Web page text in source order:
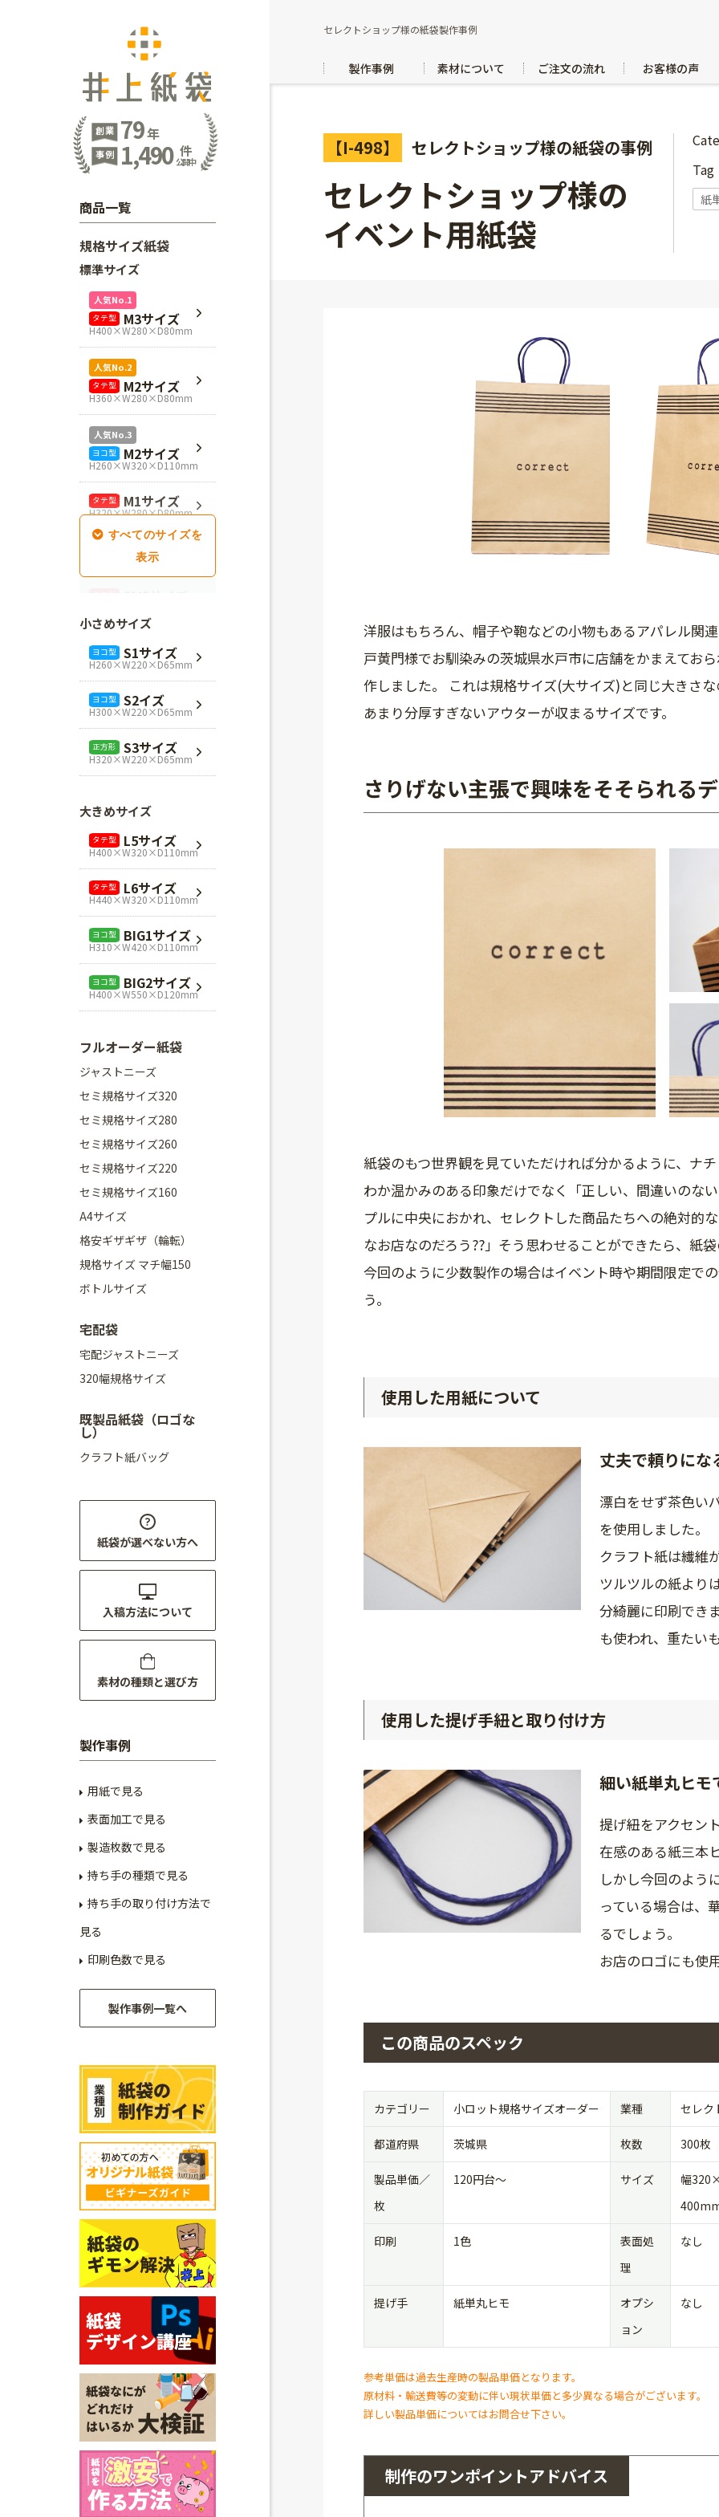
セレクトショップ様の紙袋製作事例
製作事例 素材について ご注文の流れ お客様の声
【I-498】 セレクトショップ様の紙袋の事例
セレクトショップ様の
イベント用紙袋
紙
洋服はもちろん、帽子や鞄などの小物もあるアパレル関
戸黄門様でお馴染みの茨城県水戸市に店舗をかまえてお
作しました。 これは規格サイズ(大サイズ)と同じ大きさ
あまり分厚すぎないアウターが収まるサイズです。
さりげない主張で興味をそそられる
紙袋のもつ世界観を見ていただければ分かるように、ナ
わか温かみのある印象だけでなく「正しい、間違いのな
プルに中央におかれ、セレクトした商品たちへの絶対的
なお店なのだろう??」そう思わせることができたら、紙
今回のように少数製作の場合はイベント時や期間限定で
う。
使用した用紙について
丈夫で頼りにな
漂白をせず茶色い
を使用しました。
クラフト紙は繊維
ツルツルの紙より
分綺麗に印刷でき
も使われ、重たい
使用した提げ手紐と取り付け方
細い紙単丸ヒモ
提げ紐をアクセン
在感のある紙三本
しかし今回のよう
っている場合は、
るでしょう。
お店のロゴにも使
この商品のスペック
カテゴリー 小ロット規格サイズオーダー 業種 セレク
都道府県 茨城県 枚数 300枚
製品単価／
枚
120円台〜 サイズ
幅
印刷 1色
表面処
理
なし
提げ手 紙単丸ヒモ
オプシ
ョン
なし
参考単価は過去生産時の製品単価となります。
原材料・輸送費等の変動に伴い現状単価と多少異なる場合がございます。
詳しい製品単価についてはお問合せ下さい。
制作のワンポイントアドバイス
創業 79年
事例 1,490 件
公開中
商品一覧
規格サイズ紙袋
標準サイズ
人気No.1
タテ型 M3サイズ
H400×W280×D80mm
人気No.2
タテ型 M2サイズ
H360×W280×D80mm
人気No.3
ヨコ型 M2サイズ
H260×W320×D110mm
タテ型 M1サイズ
H320×W280×D80mm
SM1サイズ
H280×W260×D100mm
SM3サイズ
H360×W260×D100mm
L4サイズ
H360×W320×D110mm
L1サイズ
H240×W320×D110mm
正方形 Mスクエア
H280×W280×D80mm
正方形 Lスクエア
H320×W320×D110mm
小さめサイズ
ヨコ型 S1サイズ
H260×W220×D65mm
ヨコ型 S2イズ
H300×W220×D65mm
正方形 S3サイズ
H320×W220×D65mm
大きめサイズ
タテ型 L5サイズ
H400×W320×D110mm
タテ型 L6サイズ
H440×W320×D110mm
ヨコ型 BIG1サイズ
H310×W420×D110mm
ヨコ型 BIG2サイズ
H400×W550×D120mm
フルオーダー紙袋
ジャストニーズ
セミ規格サイズ320
セミ規格サイズ280
セミ規格サイズ260
セミ規格サイズ220
セミ規格サイズ160
A4サイズ
格安ギザギザ（輪転）
規格サイズ マチ幅150
ボトルサイズ
宅配袋
宅配ジャストニーズ
320幅規格サイズ
既製品紙袋（ロゴな
し）
クラフト紙バッグ
紙袋が選べない方へ
入稿方法について
素材の種類と選び方
製作事例
用紙で見る
表面加工で見る
製造枚数で見る
持ち手の種類で見る
持ち手の取り付け方法で
見る
印刷色数で見る
製作事例一覧へ